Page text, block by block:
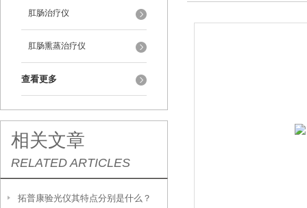
肛肠治疗仪
肛肠熏蒸治疗仪
查看更多
相关文章
RELATED ARTICLES
拓普康验光仪其特点分别是什么？